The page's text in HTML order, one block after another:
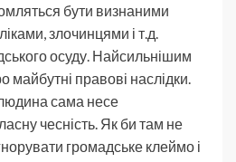
бути визнаними
злочинцями і т.д.
осуду. Найсильнішим
майбутні правові наслідки.
сама несе
чесність. Як би там не
громадське клеймо і